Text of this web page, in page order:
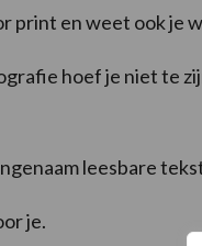
print en weet ook je
hoef je niet te
leesbare
je.